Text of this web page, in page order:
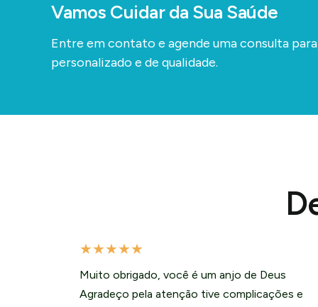
Vamos Cuidar da Sua Saúde
Entre em contato e agende uma consulta
personalizado e de qualidade.
★★★★★
Muito obrigado, você é um anjo de Deus
Agradeço pela atenção tive complicações e